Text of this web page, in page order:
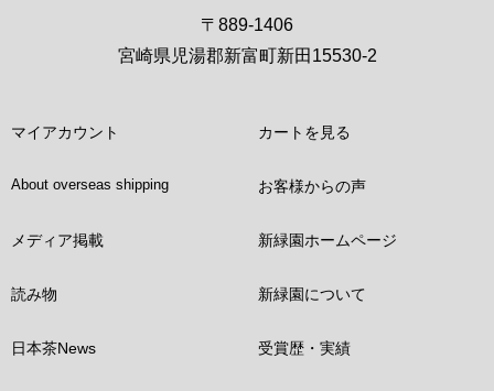
〒889-1406
宮崎県児湯郡新富町新田15530-2
マイアカウント カートを見る
About overseas shipping お客様からの声
メディア掲載 新緑園ホームページ
読み物 新緑園について
日本茶News 受賞歴・実績